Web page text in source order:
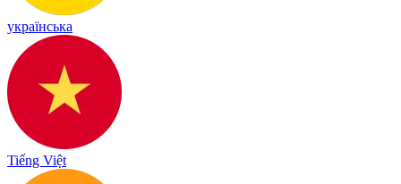
українська
Tiếng Việt